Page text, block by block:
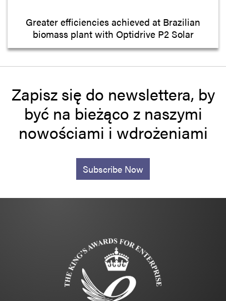
Greater efficiencies achieved at Brazilian
biomass plant with Optidrive P2 Solar
Zapisz się do newslettera, by
być na bieżąco z naszymi
nowościami i wdrożeniami
Subscribe Now